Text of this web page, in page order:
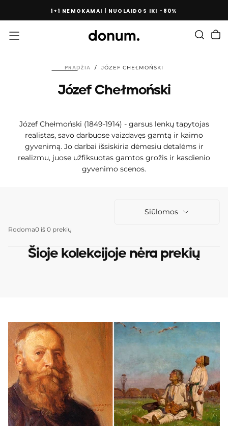
TURINIO
1+1 NEMOKAMAI | NUOLAIDOS IKI -80%
PRADŽIA / JÓZEF CHEŁMOŃSKI
Józef Chełmoński
Józef Chełmoński (1849-1914) - garsus lenkų tapytojas
realistas, savo darbuose vaizdavęs gamtą ir kaimo
gyvenimą. Jo darbai išsiskiria dėmesiu detalėms ir
realizmu, juose užfiksuotas gamtos grožis ir kasdienio
gyvenimo scenos.
Siūlomos
Rodoma0 iš 0 prekių
Šioje kolekcijoje nėra prekių